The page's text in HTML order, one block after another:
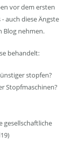
vor dem ersten
auch diese Ängste
Blog nehmen.
behandelt:
stopfen?
Stopfmaschinen?
gesellschaftliche